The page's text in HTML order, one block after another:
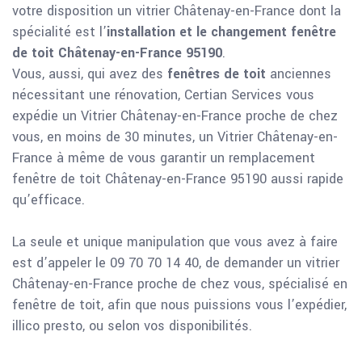
votre disposition un vitrier Châtenay-en-France dont la
spécialité est l’installation et le changement fenêtre
de toit Châtenay-en-France 95190.
Vous, aussi, qui avez des fenêtres de toit anciennes
nécessitant une rénovation, Certian Services vous
expédie un Vitrier Châtenay-en-France proche de chez
vous, en moins de 30 minutes, un Vitrier Châtenay-en-
France à même de vous garantir un remplacement
fenêtre de toit Châtenay-en-France 95190 aussi rapide
qu’efficace.
La seule et unique manipulation que vous avez à faire
est d’appeler le 09 70 70 14 40, de demander un vitrier
Châtenay-en-France proche de chez vous, spécialisé en
fenêtre de toit, afin que nous puissions vous l’expédier,
illico presto, ou selon vos disponibilités.